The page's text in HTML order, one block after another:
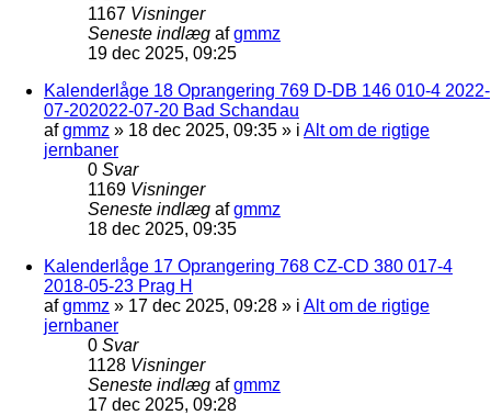
1167 Visninger
Seneste indlæg afgmmz
19 dec 2025, 09:25
Kalenderlåge 18 Oprangering 769 D-DB 146 010-4 2022-
07-202022-07-20 Bad Schandau
afgmmz » 18 dec 2025, 09:35 » i Alt om de rigtige
jernbaner
0 Svar
1169 Visninger
Seneste indlæg afgmmz
18 dec 2025, 09:35
Kalenderlåge 17 Oprangering 768 CZ-CD 380 017-4
2018-05-23 Prag H
afgmmz » 17 dec 2025, 09:28 » i Alt om de rigtige
jernbaner
0 Svar
1128 Visninger
Seneste indlæg afgmmz
17 dec 2025, 09:28